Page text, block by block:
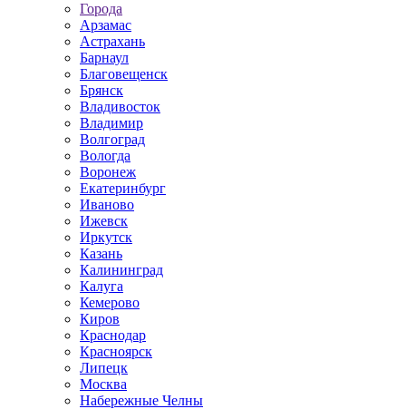
Города
Арзамас
Астрахань
Барнаул
Благовещенск
Брянск
Владивосток
Владимир
Волгоград
Вологда
Воронеж
Екатеринбург
Иваново
Ижевск
Иркутск
Казань
Калининград
Калуга
Кемерово
Киров
Краснодар
Красноярск
Липецк
Москва
Набережные Челны